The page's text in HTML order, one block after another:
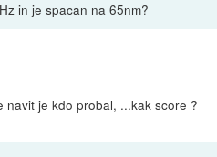
in je spacan na 65nm?
navit je kdo probal, ...kak score ?